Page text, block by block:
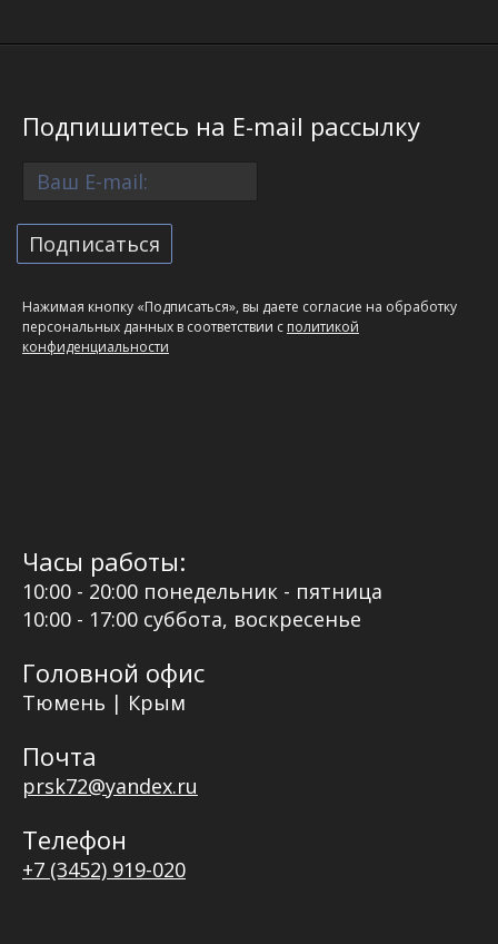
Подпишитесь на E-mail рассылку
Нажимая кнопку «Подписаться», вы даете согласие на обработку
персональных данных в соответствии с политикой
конфиденциальности
Часы работы:
10:00 - 20:00 понедельник - пятница
10:00 - 17:00 суббота, воскресенье
Головной офис
Тюмень | Крым
Почта
prsk72@yandex.ru
Телефон
+7 (3452) 919-020